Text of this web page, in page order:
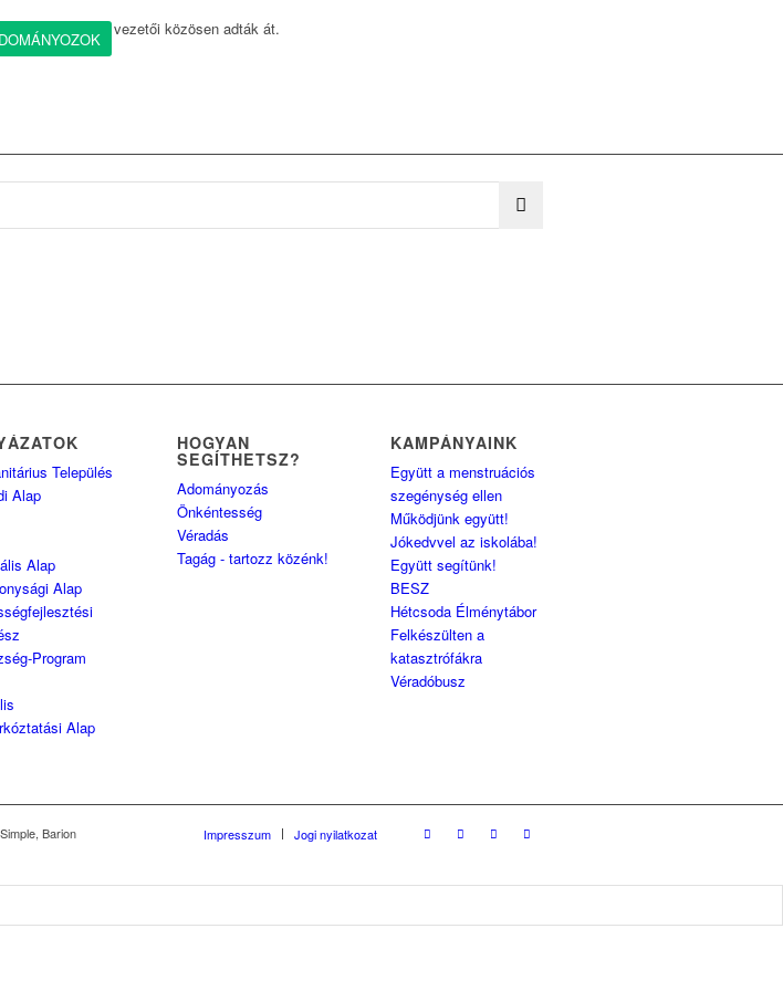
Vöröskereszt vezetői közösen adták át.
Település
Alap
Alap
Alap
Program
Alap
HOGYAN
SEGÍTHETSZ?
Adományozás
Önkéntesség
Véradás
Tagág - tartozz közénk!
KAMPÁNYAINK
Együtt a menstruációs
szegénység ellen
Működjünk együtt!
Jókedvvel az iskolába!
Együtt segítünk!
BESZ
Hétcsoda Élménytábor
Felkészülten a
katasztrófákra
Véradóbusz
Impresszum Jogi nyilatkozat